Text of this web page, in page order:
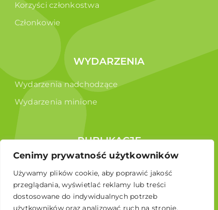
Cenimy prywatność użytkowników
Używamy plików cookie, aby poprawić jakość
przeglądania, wyświetlać reklamy lub treści
dostosowane do indywidualnych potrzeb
użytkowników oraz analizować ruch na stronie.
Korzyści członkostwa
Członkowie
WYDARZENIA
Wydarzenia nadchodzące
Wydarzenia minione
PUBLIKACJE
Raporty
Broszura edukacyjna